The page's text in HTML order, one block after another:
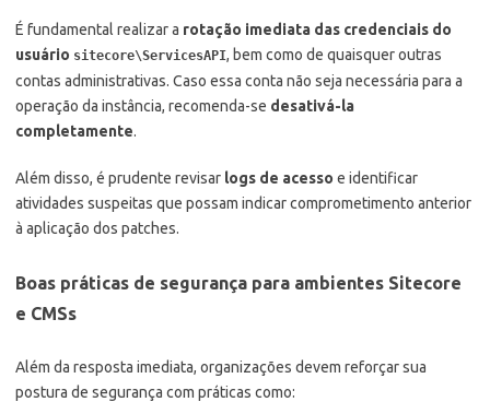
É fundamental realizar a rotação imediata das credenciais do
usuário sitecore\ServicesAPI, bem como de quaisquer outras
contas administrativas. Caso essa conta não seja necessária para a
operação da instância, recomenda-se desativá-la
completamente.
Além disso, é prudente revisar logs de acesso e identificar
atividades suspeitas que possam indicar comprometimento anterior
à aplicação dos patches.
Boas práticas de segurança para ambientes Sitecore
e CMSs
Além da resposta imediata, organizações devem reforçar sua
postura de segurança com práticas como: